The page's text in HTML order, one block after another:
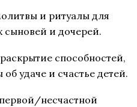
и ритуалы для
сыновей и дочерей.
способностей,
удаче и счастье детей.
несчастной